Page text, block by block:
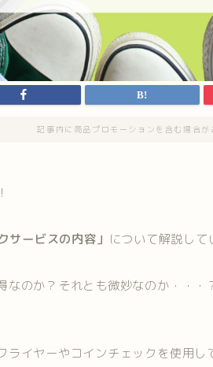
記事内に商品プロモーションを含む場合が
サービスの内容」 について解説して
なのか？それとも微妙なのか・・
イヤーやコインチェックを使用し